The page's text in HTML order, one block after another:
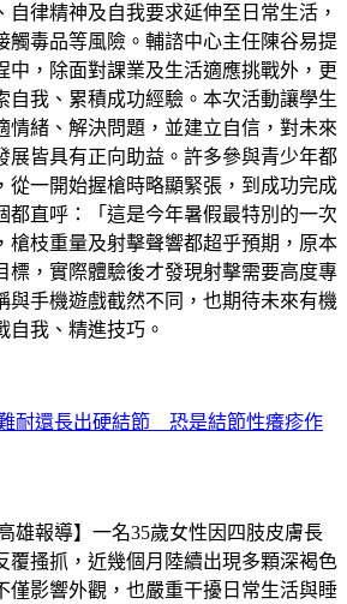
自律精神及自我要求延伸至日常生活，
觸毒品等風險。輔諮中心主任陳谷易提
中，除面對課業及生活適應挑戰外，更
自我、累積成功經驗。本次活動讓學生
情緒、解決問題，並建立自信，對未來
展皆具有正向助益。許多參與青少年都
從一開始握槍時略顯緊張，到成功完成
都直呼：「這是今年暑假最特別的一次
槍枝重量及射擊聲響都超乎預期，原本
標，實際體驗後才發現射擊需要高度專
與手機遊戲截然不同，也期待未來有機
自我、精進技巧。
難耐還長出硬結節 恐是結節性癢疹作
雄報導】一名35歲女性因四肢皮膚長
覆搔抓，近幾個月陸續出現多顆深褐色
僅影響外觀，也嚴重干擾日常生活與睡